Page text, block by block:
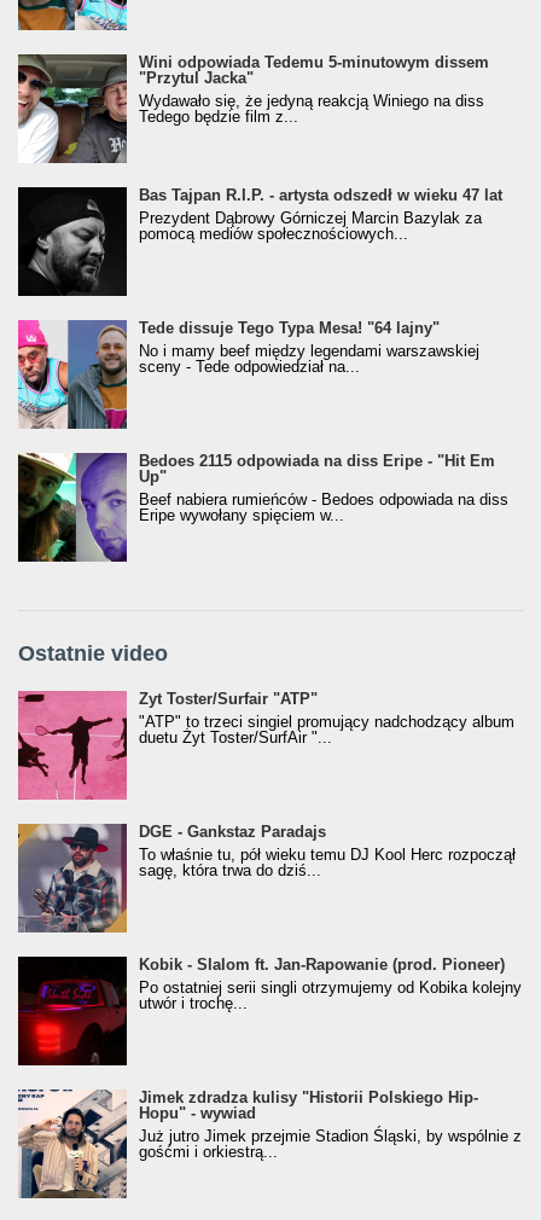
Wini odpowiada Tedemu 5-minutowym dissem
"Przytul Jacka"
Wydawało się, że jedyną reakcją Winiego na diss
Tedego będzie film z...
Bas Tajpan R.I.P. - artysta odszedł w wieku 47 lat
Prezydent Dąbrowy Górniczej Marcin Bazylak za
pomocą mediów społecznościowych...
Tede dissuje Tego Typa Mesa! "64 lajny"
No i mamy beef między legendami warszawskiej
sceny - Tede odpowiedział na...
Bedoes 2115 odpowiada na diss Eripe - "Hit Em
Up"
Beef nabiera rumieńców - Bedoes odpowiada na diss
Eripe wywołany spięciem w...
Ostatnie video
Żyt Toster/SurfAir - ATP VIDEO
Żyt Toster/Surfair "ATP"
"ATP" to trzeci singiel promujący nadchodzący album
duetu Żyt Toster/SurfAir "...
donGURALesko z nagrodą za
Klasyczny/Trueschoolowy Album Roku
(Popkillery 2023)
DGE - Gankstaz Paradajs
To właśnie tu, pół wieku temu DJ Kool Herc rozpoczął
sagę, która trwa do dziś...
Kobik - Slalom ft. Jan-Rapowanie (prod. Pioneer)
[Official Music Visualiser]
Kobik - Slalom ft. Jan-Rapowanie (prod. Pioneer)
Po ostatniej serii singli otrzymujemy od Kobika kolejny
utwór i trochę...
Jimek zdradza kulisy "Historii Polskiego Hip-
Hopu" - wywiad
Jimek zdradza kulisy "Historii Polskiego Hip-
Hopu" - wywiad
Już jutro Jimek przejmie Stadion Śląski, by wspólnie z
gośćmi i orkiestrą...